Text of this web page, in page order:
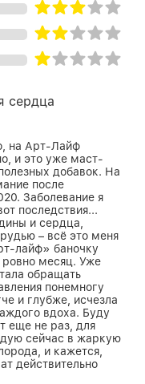
сердца
на Арт-Лайф
и это уже маст-
добавок. На
после
Заболевание я
последствия...
и сердца,
– всё это меня
лайф» баночку
месяц. Уже
обращать
понемногу
и глубже, исчезла
вдоха. Буду
еще не раз, для
сейчас в жаркую
и кажется,
действительно